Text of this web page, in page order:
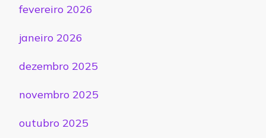
fevereiro 2026
janeiro 2026
dezembro 2025
novembro 2025
outubro 2025